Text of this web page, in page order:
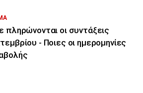
πληρώνονται οι συντάξεις
- Ποιες οι ημερομηνίες